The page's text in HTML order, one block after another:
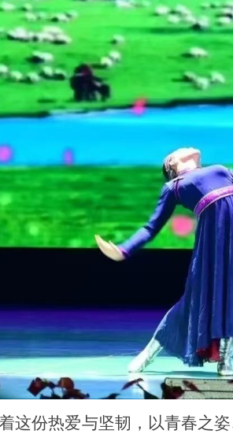
这份热爱与坚韧，以青春之